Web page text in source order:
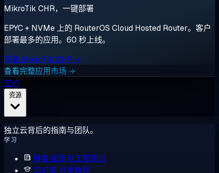
MikroTik CHR，一键部署
EPYC + NVMe 上的 RouterOS Cloud Hosted Router。客户
部署最多的应用。60 秒上线。
部署 MikroTik CHR →
查看完整应用市场 →
定价
独立云背后的指南与团队。
学习
博客指南与工程笔记
知识库 分步教程